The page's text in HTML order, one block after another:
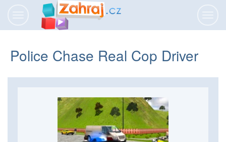
Police Chase Real Cop Driver